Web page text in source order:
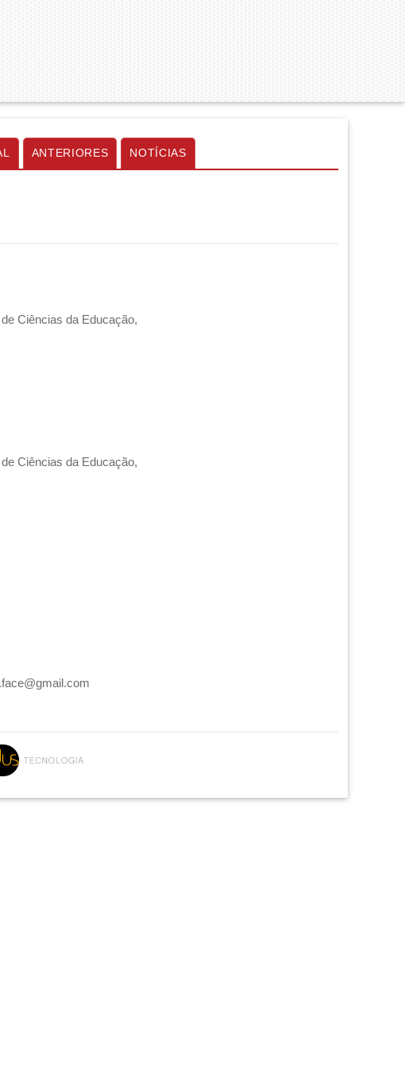
ANTERIORES NOTÍCIAS
Ciências da Educação,
Ciências da Educação,